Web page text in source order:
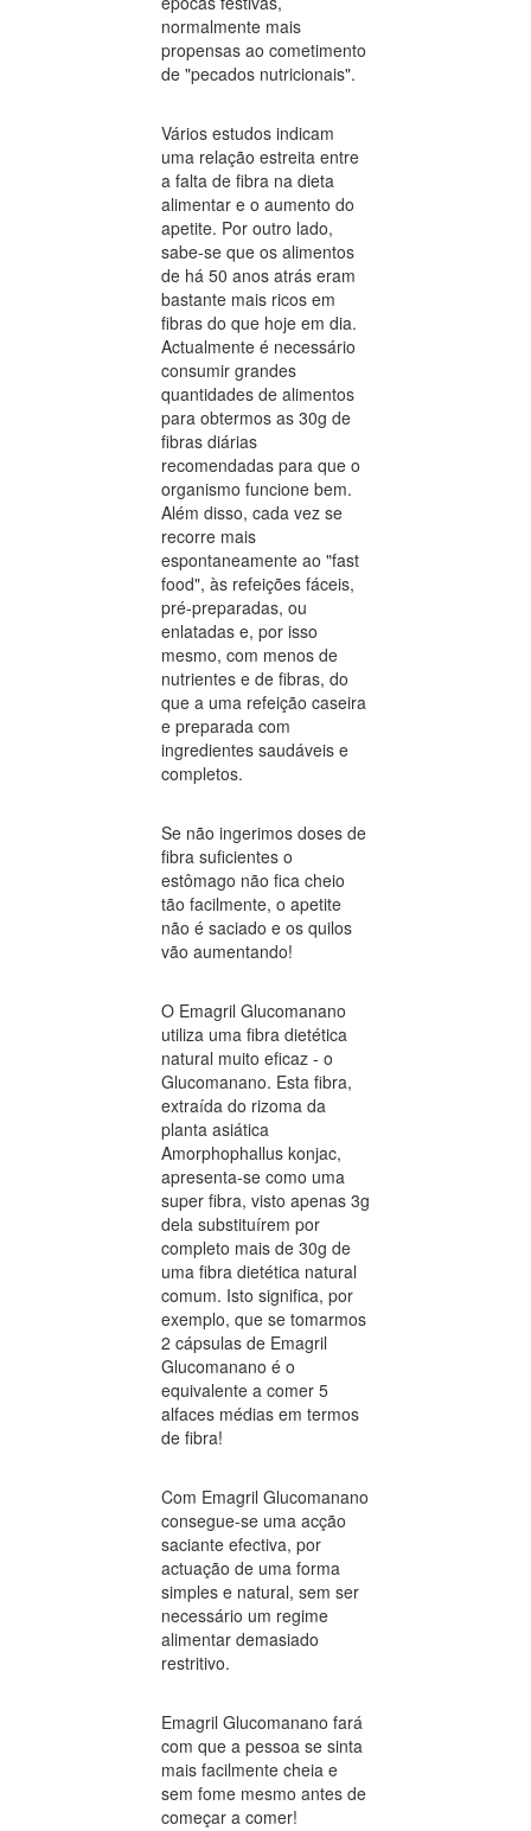
normalmente mais
propensas ao cometimento
de "pecados nutricionais".
Vários estudos indicam
uma relação estreita entre
a falta de fibra na dieta
alimentar e o aumento do
apetite. Por outro lado,
sabe-se que os alimentos
de há 50 anos atrás eram
bastante mais ricos em
fibras do que hoje em dia.
Actualmente é necessário
consumir grandes
quantidades de alimentos
para obtermos as 30g de
fibras diárias
recomendadas para que o
organismo funcione bem.
Além disso, cada vez se
recorre mais
espontaneamente ao "fast
food", às refeições fáceis,
pré-preparadas, ou
enlatadas e, por isso
mesmo, com menos de
nutrientes e de fibras, do
que a uma refeição caseira
e preparada com
ingredientes saudáveis e
completos.
Se não ingerimos doses de
fibra suficientes o
estômago não fica cheio
tão facilmente, o apetite
não é saciado e os quilos
vão aumentando!
O Emagril Glucomanano
utiliza uma fibra dietética
natural muito eficaz - o
Glucomanano. Esta fibra,
extraída do rizoma da
planta asiática
Amorphophallus konjac,
apresenta-se como uma
super fibra, visto apenas 3g
dela substituírem por
completo mais de 30g de
uma fibra dietética natural
comum. Isto significa, por
exemplo, que se tomarmos
2 cápsulas de Emagril
Glucomanano é o
equivalente a comer 5
alfaces médias em termos
de fibra!
Com Emagril Glucomanano
consegue-se uma acção
saciante efectiva, por
actuação de uma forma
simples e natural, sem ser
necessário um regime
alimentar demasiado
restritivo.
Emagril Glucomanano fará
com que a pessoa se sinta
mais facilmente cheia e
sem fome mesmo antes de
começar a comer!